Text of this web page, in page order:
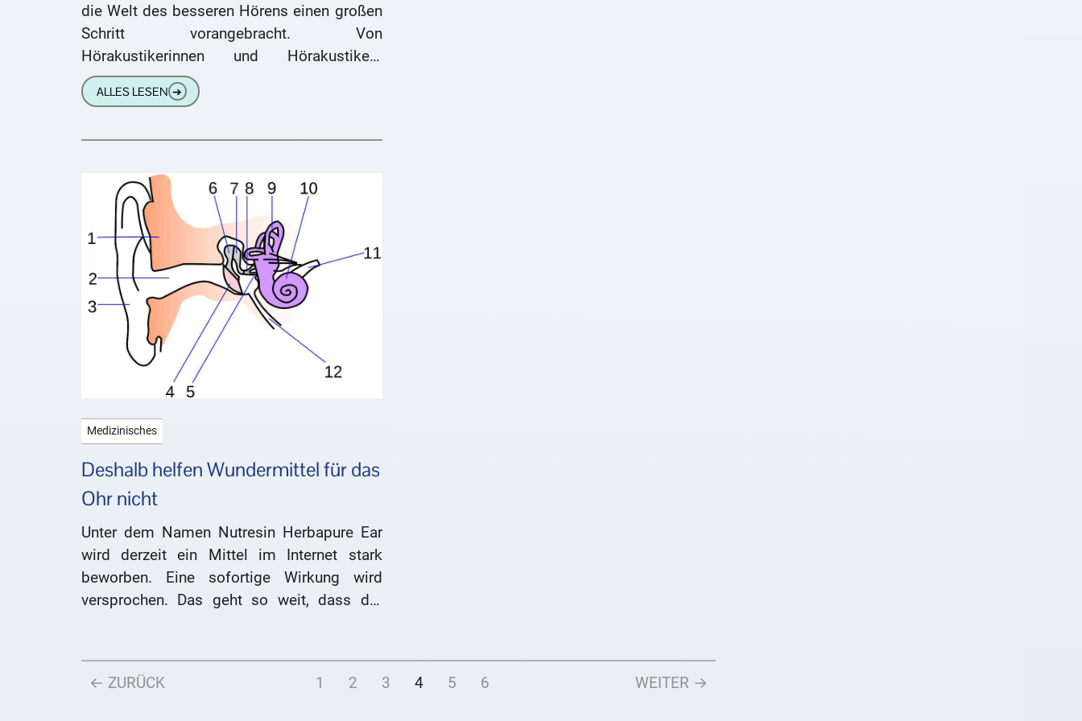
die Welt des besseren Hörens einen großen
Schritt vorangebracht. Von
Hörakustikerinnen und Hörakustikern
fachkundig eingestellt, bieten diese Spitzen-
Medizin-Produkte auch eine Vielzahl
ALLES LESEN ➔
Medizinisches
Deshalb helfen Wundermittel für das
Ohr nicht
Unter dem Namen Nutresin Herbapure Ear
wird derzeit ein Mittel im Internet stark
beworben. Eine sofortige Wirkung wird
versprochen. Das geht so weit, dass der
dahinter? Hoergeraete-info.net klärt auf.
← ZURÜCK
1 2 3 4 5 6 WEITER →